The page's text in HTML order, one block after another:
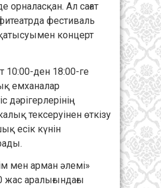
орналасқан. Ал сағат
фестиваль
қатысуымен концерт
10:00-ден 18:00-ге
емханалар
дәрігерлерінің
тексеруінен өткізу
есік күнін
мен арман әлемі»
аралығындағы